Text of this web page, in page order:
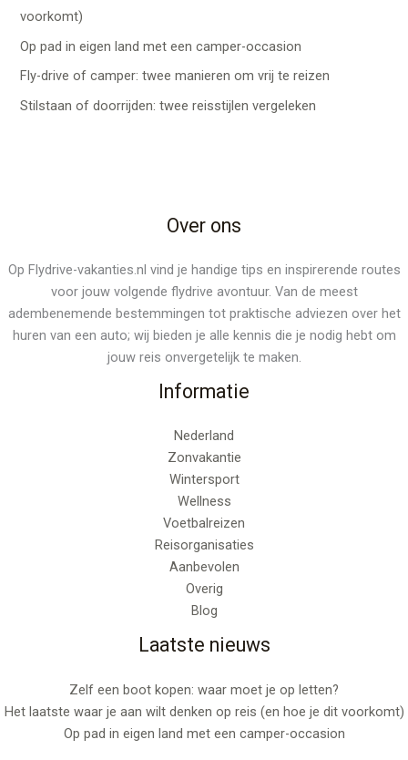
voorkomt)
Op pad in eigen land met een camper-occasion
Fly-drive of camper: twee manieren om vrij te reizen
Stilstaan of doorrijden: twee reisstijlen vergeleken
Over ons
Op Flydrive-vakanties.nl vind je handige tips en inspirerende routes
voor jouw volgende flydrive avontuur. Van de meest
adembenemende bestemmingen tot praktische adviezen over het
huren van een auto; wij bieden je alle kennis die je nodig hebt om
jouw reis onvergetelijk te maken.
Informatie
Nederland
Zonvakantie
Wintersport
Wellness
Voetbalreizen
Reisorganisaties
Aanbevolen
Overig
Blog
Laatste nieuws
Zelf een boot kopen: waar moet je op letten?
Het laatste waar je aan wilt denken op reis (en hoe je dit voorkomt)
Op pad in eigen land met een camper-occasion